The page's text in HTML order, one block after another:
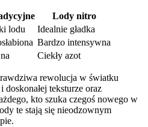
Lody nitro
​lodu
Idealnie gładka
Bardzo intensywna
Ciekły azot
rewolucja w światku
teksturze‍ oraz
kto⁢ szuka czegoś nowego ⁣w
te stają się nieodzownym‌